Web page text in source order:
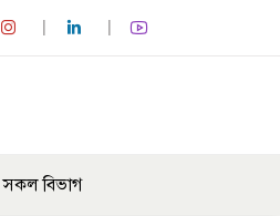
সকল বিভাগ